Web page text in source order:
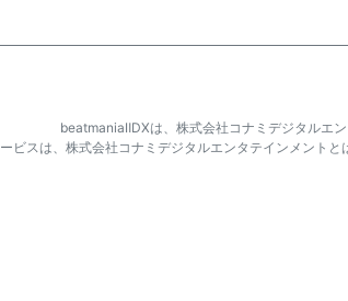
beatmaniaⅡDXは、株式会社コナミデジタルエ
ビスは、株式会社コナミデジタルエンタテインメント